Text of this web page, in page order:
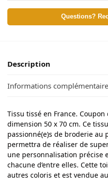
Questions?
Description
Informations
Tissu tissé en France.
dimension 50 x 70 cm. Ce
passionné(e)s de broderie au
permettra de réaliser de
une personnalisation précise
chacune d’entre elles. Cette
autres coloris et est vendue